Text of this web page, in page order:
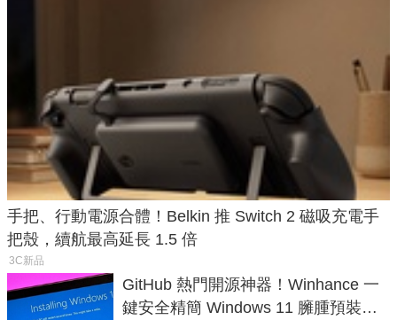
手把、行動電源合體！Belkin 推 Switch 2 磁吸充電手
把殼，續航最高延長 1.5 倍
3C新品
GitHub 熱門開源神器！Winhance 一
鍵安全精簡 Windows 11 臃腫預裝軟